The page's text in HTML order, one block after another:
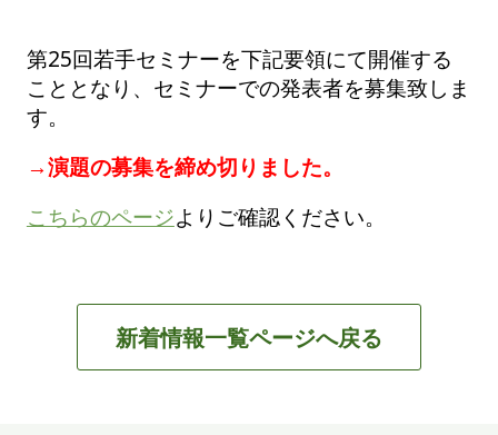
第25回若手セミナーを下記要領にて開催する
こととなり、セミナーでの発表者を募集致しま
す。
→演題の募集を締め切りました。
こちらのページよりご確認ください。
新着情報一覧ページへ戻る